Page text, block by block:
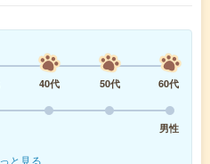
40代 50代
60代
男性
と見る